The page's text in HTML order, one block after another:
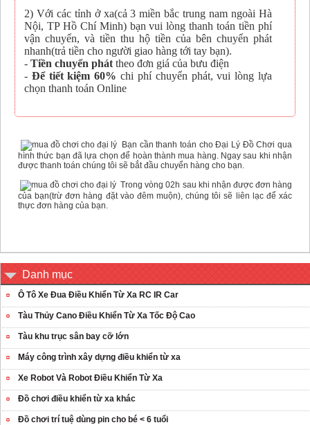
2) Với các tỉnh ở xa(cả 3 miền bắc trung nam ngoài Hà
Nội, TP Hồ Chí Minh) bạn vui lòng thanh toán tiền phí
vận chuyển, và tiền thu hộ tiền của bên chuyển phát
nhanh(trả tiền cho người giao hàng tới tay bạn).
- Tiền chuyển phát theo đơn giá của bưu điện
- Để tiết kiệm 60% chi phí chuyển phát, vui lòng lựa
chọn thanh toán Online
Bạn cần thanh toán cho Đại Lý Đồ Chơi qua
hình thức bạn đã lựa chọn để hoàn thành mua hàng. Ngay sau khi nhận
được thanh toán chúng tôi sẽ bắt đầu chuyển hàng cho bạn.
Trong vòng 02h sau khi nhận được đơn hàng
của bạn(trừ đơn hàng đặt vào đêm muộn), chúng tôi sẽ liên lạc để xác
thực đơn hàng của bạn.
Danh mục
Ô Tô Xe Đua Điều Khiển Từ Xa RC IR Car
Tàu Thủy Cano Điều Khiển Từ Xa Tốc Độ Cao
Tàu khu trục sân bay cỡ lớn
Máy công trình xây dựng điều khiển từ xa
Xe Robot Và Robot Điều Khiển Từ Xa
Đồ chơi điều khiển từ xa khác
Đồ chơi trí tuệ dùng pin cho bé < 6 tuổi